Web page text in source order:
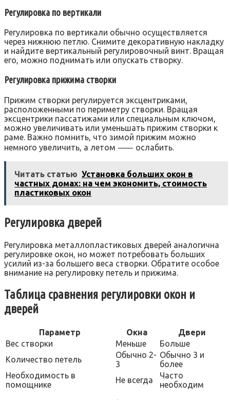
Регулировка по вертикали
Регулировка по вертикали обычно осуществляется
через нижнюю петлю. Снимите декоративную накладку
и найдите вертикальный регулировочный винт. Вращая
его, можно поднимать или опускать створку.
Регулировка прижима створки
Прижим створки регулируется эксцентриками,
расположенными по периметру створки. Вращая
эксцентрики пассатижами или специальным ключом,
можно увеличивать или уменьшать прижим створки к
раме. Важно помнить, что зимой прижим можно
немного увеличить, а летом ⸺ ослабить.
Читать статью Установка больших окон в
частных домах: на чем экономить, стоимость
пластиковых окон
Регулировка дверей
Регулировка металлопластиковых дверей аналогична
регулировке окон, но может потребовать больших
усилий из-за большего веса створки. Обратите особое
внимание на регулировку петель и прижима.
Таблица сравнения регулировки окон и
дверей
Параметр Окна
Двери
Вес створки
Меньше
Больше
Количество петель
Обычно 2-
3
Обычно 3 и
более
Необходимость в
помощнике
Не всегда
Часто
необходим